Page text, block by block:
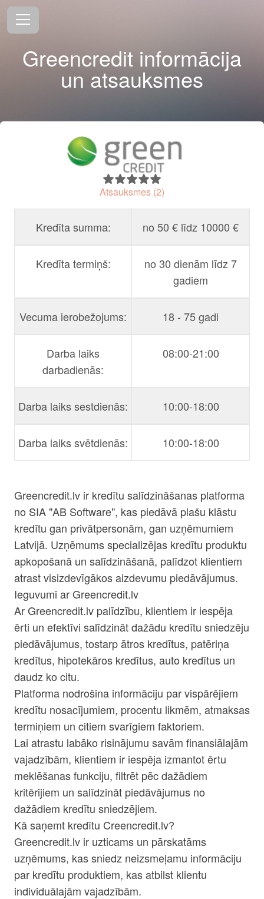
Greencredit informācija
un atsauksmes
Atsauksmes (2)
Kredīta summa: no 50 € līdz 10000 €
Kredīta termiņš:
no 30 dienām līdz 7
gadiem
Vecuma ierobežojums: 18 - 75 gadi
Darba laiks
darbadienās:
08:00-21:00
Darba laiks sestdienās: 10:00-18:00
Darba laiks svētdienās: 10:00-18:00
Greencredit.lv ir kredītu salīdzināšanas platforma
no SIA "AB Software", kas piedāvā plašu klāstu
kredītu gan privātpersonām, gan uzņēmumiem
Latvijā. Uzņēmums specializējas kredītu produktu
apkopošanā un salīdzināšanā, palīdzot klientiem
atrast visizdevīgākos aizdevumu piedāvājumus.
Ieguvumi ar Greencredit.lv
Ar Greencredit.lv palīdzību, klientiem ir iespēja
ērti un efektīvi salīdzināt dažādu kredītu sniedzēju
piedāvājumus, tostarp ātros kredītus, patēriņa
kredītus, hipotekāros kredītus, auto kredītus un
daudz ko citu.
Platforma nodrošina informāciju par vispārējiem
kredītu nosacījumiem, procentu likmēm, atmaksas
termiņiem un citiem svarīgiem faktoriem.
Lai atrastu labāko risinājumu savām finansiālajām
vajadzībām, klientiem ir iespēja izmantot ērtu
meklēšanas funkciju, filtrēt pēc dažādiem
kritērijiem un salīdzināt piedāvājumus no
dažādiem kredītu sniedzējiem.
Kā saņemt kredītu Creencredit.lv?
Greencredit.lv ir uzticams un pārskatāms
uzņēmums, kas sniedz neizsmeļamu informāciju
par kredītu produktiem, kas atbilst klientu
individuālajām vajadzībām.